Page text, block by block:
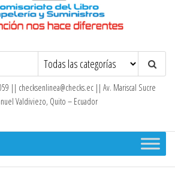
en Línea
|| checksenlinea@checks.ec || Av. Mariscal Sucre
Valdiviezo, Quito – Ecuador